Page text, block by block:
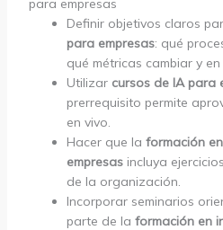
para empresas
Definir objetivos claros
para empresas: qué
qué métricas cambiar y
Utilizar cursos de IA para
prerrequisito permite
en vivo.
Hacer que la formación
empresasincluya
de la organización.
Incorporar seminarios
parte de la formación en